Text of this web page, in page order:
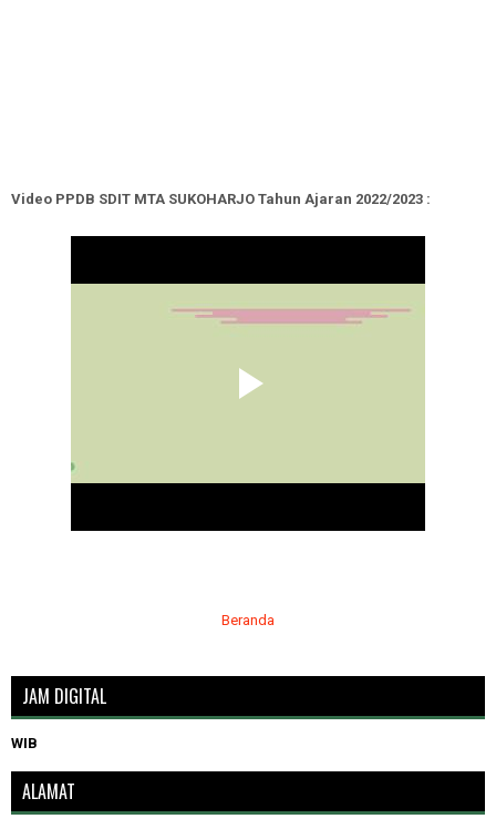
Video PPDB SDIT MTA SUKOHARJO Tahun Ajaran 2022/2023 :
Beranda
JAM DIGITAL
WIB
ALAMAT